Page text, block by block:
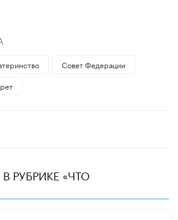
Совет Федерации
РУБРИКЕ «ЧТО